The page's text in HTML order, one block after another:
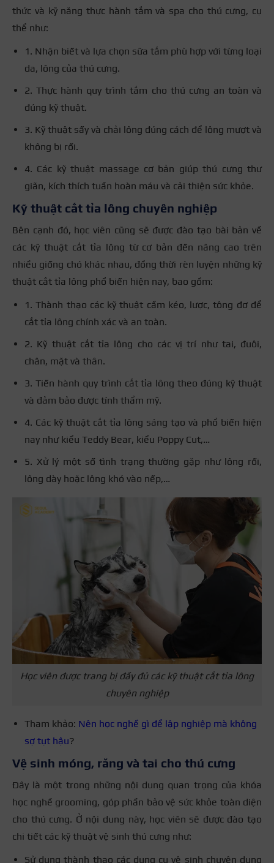
thức và kỹ năng thực hành tắm và spa cho thú cưng, cụ
thể như:
1. Nhận biết và lựa chọn sữa tắm phù hợp với từng loại
da, lông của thú cưng.
2. Thực hành quy trình tắm cho thú cưng an toàn và
đúng kỹ thuật.
3. Kỹ thuật sấy và chải lông đúng cách để lông mượt và
không bị rối.
4. Các kỹ thuật massage cơ bản giúp thú cưng thư
giãn, kích thích tuần hoàn máu và cải thiện sức khỏe.
Kỹ thuật cắt tỉa lông chuyên nghiệp
Bên cạnh đó, học viên cũng sẽ được đào tạo bài bản về
các kỹ thuật cắt tỉa lông từ cơ bản đến nâng cao trên
nhiều giống chó khác nhau, đồng thời rèn luyện những kỹ
thuật cắt tỉa lông phổ biến hiện nay, bao gồm:
1. Thành thạo các kỹ thuật cầm kéo, lược, tông đơ để
cắt tỉa lông chính xác và an toàn.
2. Kỹ thuật cắt tỉa lông cho các vị trí như tai, đuôi,
chân, mặt và thân.
3. Tiến hành quy trình cắt tỉa lông theo đúng kỹ thuật
và đảm bảo được tính thẩm mỹ.
4. Các kỹ thuật cắt tỉa lông sáng tạo và phổ biến hiện
nay như kiểu Teddy Bear, kiểu Poppy Cut,…
5. Xử lý một số tình trạng thường gặp như lông rối,
lông dày hoặc lông khó vào nếp,…
Học viên được trang bị đầy đủ các kỹ thuật cắt tỉa lông
chuyên nghiệp
Tham khảo: Nên học nghề gì để lập nghiệp mà không
sợ tụt hậu?
Vệ sinh móng, răng và tai cho thú cưng
Đây là một trong những nội dung quan trọng của khóa
học nghề grooming, góp phần bảo vệ sức khỏe toàn diện
cho thú cưng. Ở nội dung này, học viên sẽ được đào tạo
chi tiết các kỹ thuật vệ sinh thú cưng như:
Sử dụng thành thạo các dụng cụ vệ sinh chuyên dụng